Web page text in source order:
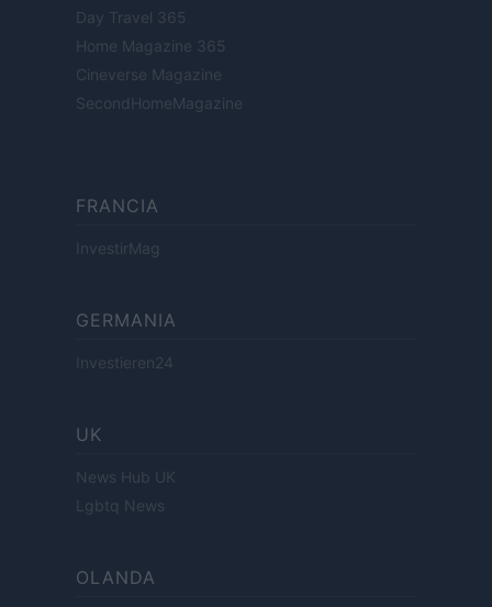
Day Travel 365
Home Magazine 365
Cineverse Magazine
SecondHomeMagazine
FRANCIA
InvestirMag
GERMANIA
Investieren24
UK
News Hub UK
Lgbtq News
OLANDA